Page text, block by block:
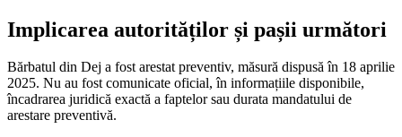
Implicarea autorităților și pașii următori
Bărbatul din Dej a fost arestat preventiv, măsură dispusă în 18 aprilie
2025. Nu au fost comunicate oficial, în informațiile disponibile,
încadrarea juridică exactă a faptelor sau durata mandatului de
arestare preventivă.